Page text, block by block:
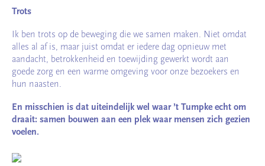
Trots
Ik ben trots op de beweging die we samen maken. Niet omdat
alles al af is, maar juist omdat er iedere dag opnieuw met
aandacht, betrokkenheid en toewijding gewerkt wordt aan
goede zorg en een warme omgeving voor onze bezoekers en
hun naasten.
En misschien is dat uiteindelijk wel waar ’t Tumpke echt om
draait: samen bouwen aan een plek waar mensen zich gezien
voelen.